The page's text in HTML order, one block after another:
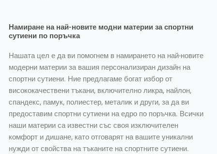
Намиране на най-новите модни материи за спортни
сутиени по поръчка
Нашата цел е да ви помогнем в намирането на най-новите
модерни материи за вашия персонализиран дизайн на
спортни сутиени. Ние предлагаме богат избор от
висококачествени тъкани, включително ликра, найлон,
спандекс, памук, полиестер, металик и други, за да ви
предоставим спортни сутиени на едро по поръчка. Всички
наши материи са известни със своя изключителен
комфорт и дишане, като отговарят на вашите уникални
нужди от свойства на тъканите на спортните сутиени.